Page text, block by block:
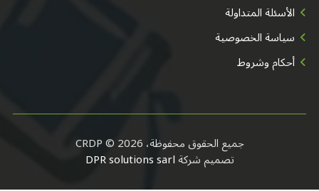
الأسئلة المتداولة
سياسة الخصوصية
أحكام وشروط
جميع الحقوق محفوظة، CRDP © 2026
تصميم شركةDPR solutions sarl